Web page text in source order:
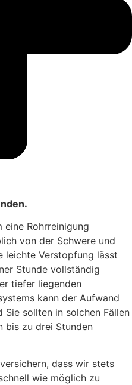
Rohrreinigung
von der Schwere und
leichte Verstopfung lässt
Stunde vollständig
tiefer liegenden
kann der Aufwand
Sie sollten in solchen Fällen
bis zu drei Stunden
dass wir stets
wie möglich zu